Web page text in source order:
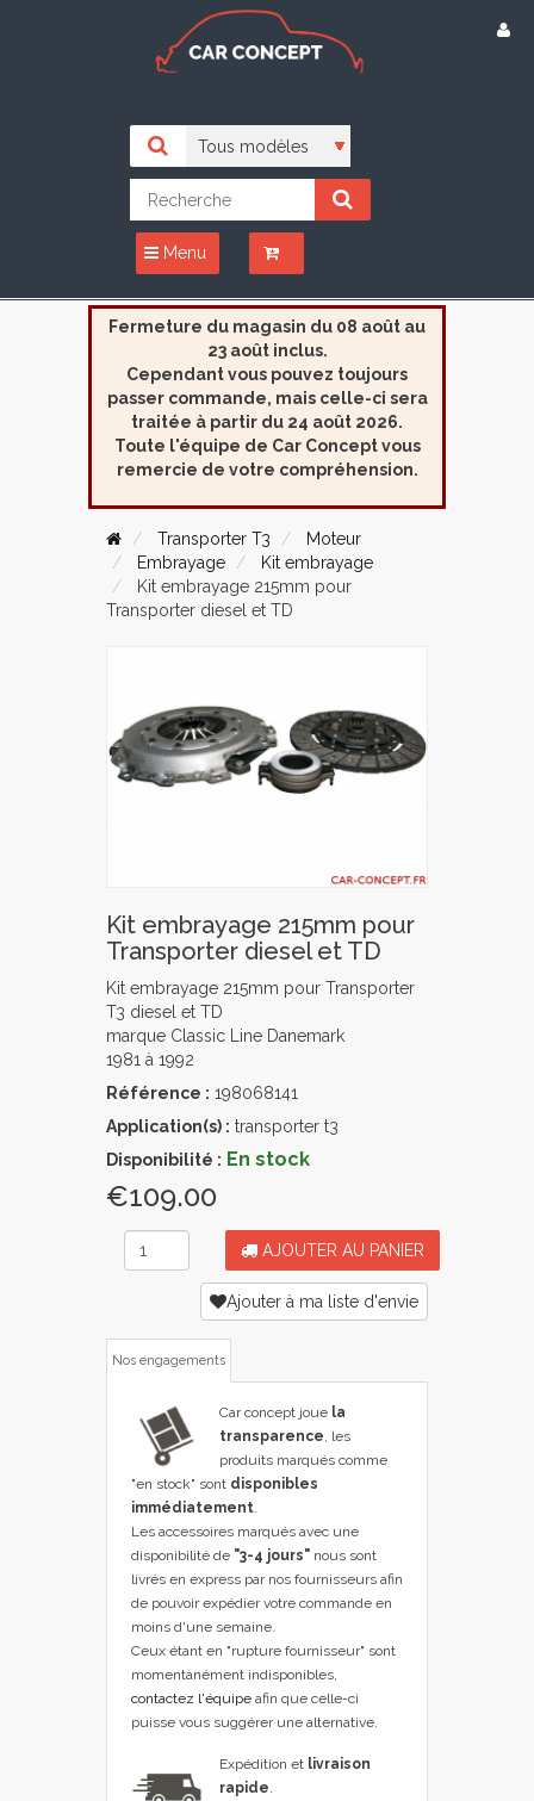
Menu
Fermeture du magasin du 08 août au
23 août inclus.
Cependant vous pouvez toujours
passer commande, mais celle-ci sera
traitée à partir du 24 août 2026.
Toute l'équipe de Car Concept vous
remercie de votre compréhension.
Transporter T3
Moteur
Embrayage
Kit embrayage
Kit embrayage 215mm pour
Transporter diesel et TD
Kit embrayage 215mm pour
Transporter diesel et TD
Kit embrayage 215mm pour Transporter
T3 diesel et TD
marque Classic Line Danemark
1981 à 1992
Référence : 198068141
Application(s) : transporter t3
Disponibilité : En stock
€109.00
AJOUTER AU PANIER
Ajouter à ma liste d'envie
Nos engagements
Car concept joue la
transparence , les
produits marqués comme
"en stock" sont disponibles
immédiatement
Les accessoires marqués avec une
disponibilité de "3-4 jours" nous sont
livrés en express par nos fournisseurs afin
de pouvoir expédier votre commande en
moins d'une semaine.
Ceux étant en "rupture fournisseur" sont
momentanément indisponibles,
contactez l'équipe afin que celle-ci
puisse vous suggérer une alternative.
Expédition et livraison
rapide